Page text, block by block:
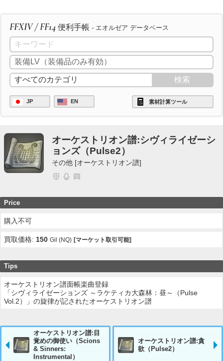
FFXIV / FF14 便利手帳 - エオルゼア データベース
JP EN 素材計算ツール
オーケストリオン譜:シヴィライゼーシ
ョンズ（Pulse2）
その他 [オーケストリオン譜]
Price
購入不可
買取価格: 150 Gil (NQ) [マーケット取引可能]
Tips
オーケストリオン譜面帳楽曲登録
「シヴィライゼーションズ ～ラケティカ大森林：昼～（Pulse
Vol.2）」の旋律が記されたオーケストリオン譜
オーケストリオン譜:目
覚めの御使い（Scions
& Sinners:
Instrumental）
オーケストリオン譜:貪
欲（Pulse2）